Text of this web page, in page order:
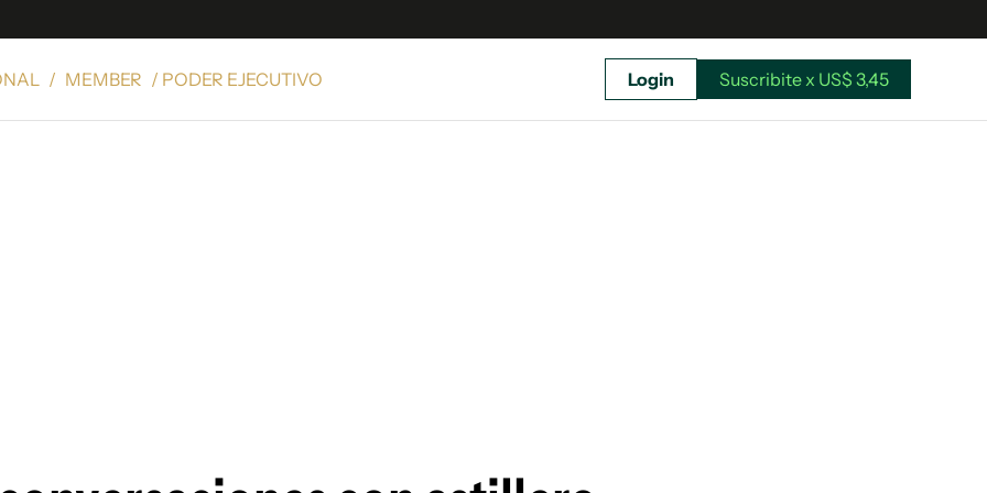
/ MEMBER / PODER EJECUTIVO Login Suscribite x US$ 3,45